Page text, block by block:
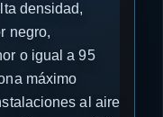
densidad,
negro,
o igual a 95
máximo
al aire